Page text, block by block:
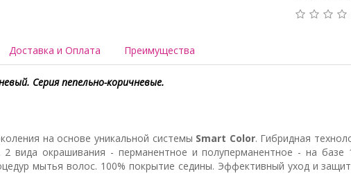
Доставка и Оплата Преимущества
Серия пепельно-коричневые.
на основе уникальной системы Smart Color. Гибридная
вида окрашивания - перманентное и полуперманентное - на
мытья волос. 100% покрытие седины. Эффективный уход и